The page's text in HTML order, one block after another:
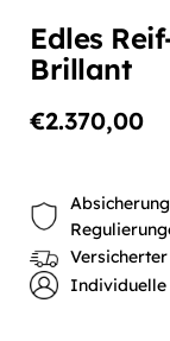
Edles
Brillant
€2.370,00
Individuelle